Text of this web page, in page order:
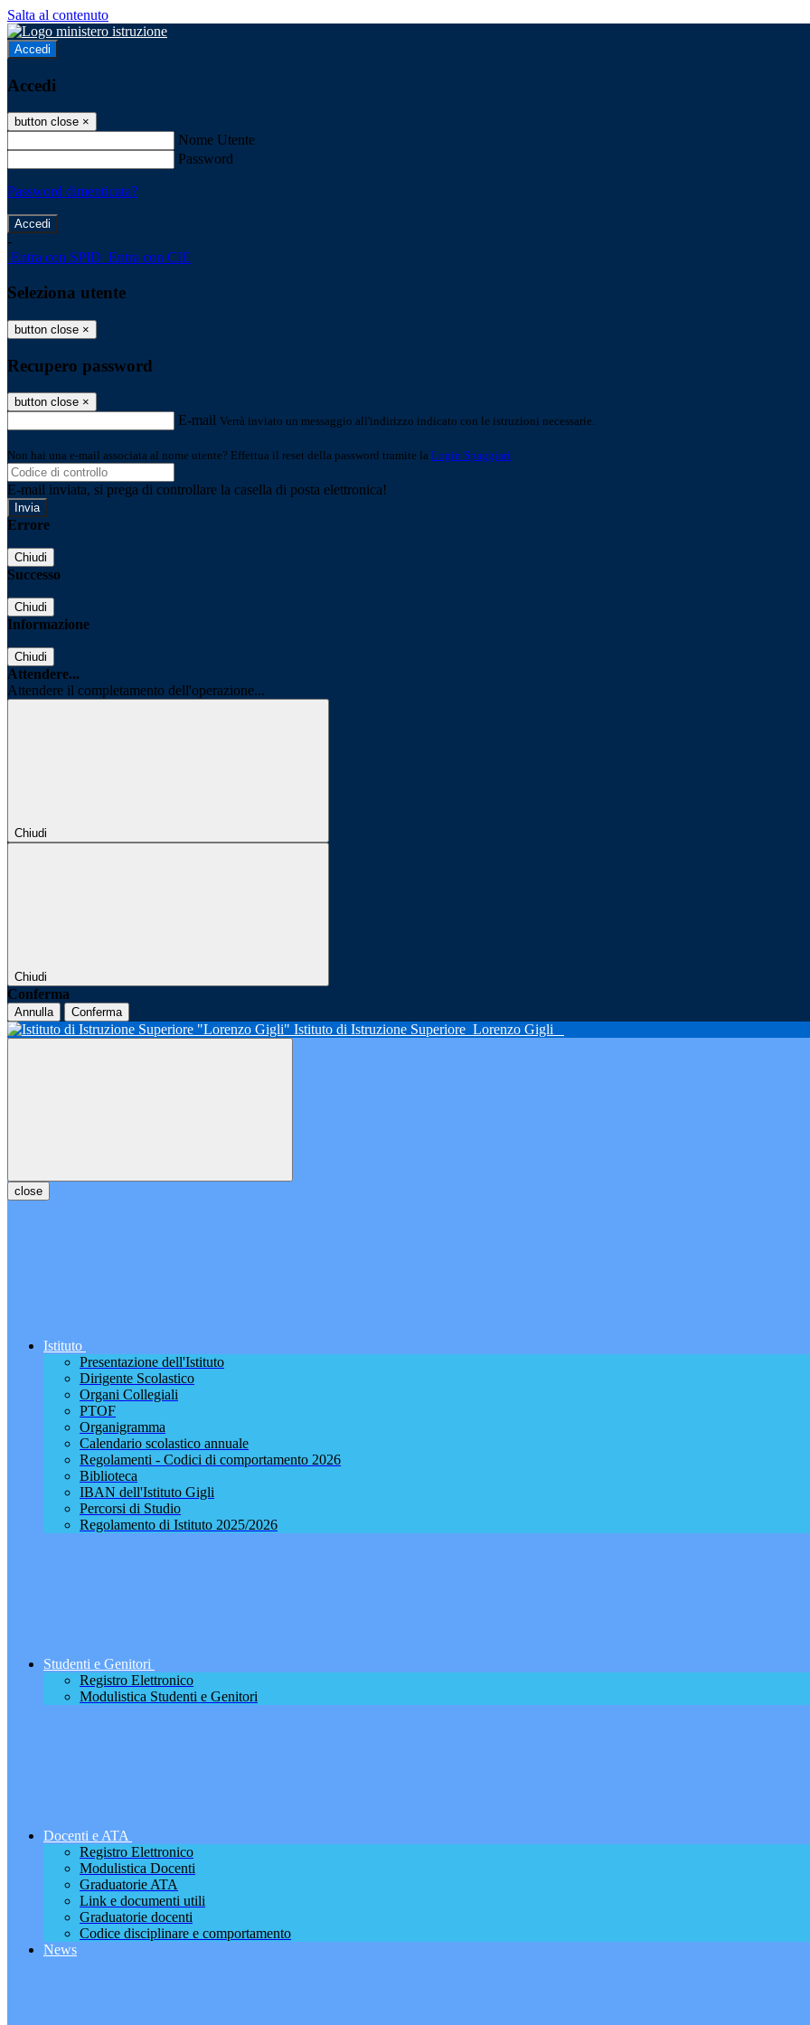
Salta al contenuto
Accedi
Accedi
button close ×
Nome Utente
Password
Password dimenticata?
-
Entra con SPID Entra con CIE
Seleziona utente
button close ×
Recupero password
button close ×
E-mail Verrà inviato un messaggio all'indirizzo indicato con le istruzioni necessarie.
Non hai una e-mail associata al nome utente? Effettua il reset della password tramite la Login Spaggiari
E-mail inviata, si prega di controllare la casella di posta elettronica!
Errore
Chiudi
Successo
Chiudi
Informazione
Chiudi
Attendere...
Attendere il completamento dell'operazione...
Chiudi
Chiudi
Conferma
Annulla Conferma
Istituto di Istruzione Superiore Lorenzo Gigli
close
Istituto
Presentazione dell'Istituto
Dirigente Scolastico
Organi Collegiali
PTOF
Organigramma
Calendario scolastico annuale
Regolamenti - Codici di comportamento 2026
Biblioteca
IBAN dell'Istituto Gigli
Percorsi di Studio
Regolamento di Istituto 2025/2026
Studenti e Genitori
Registro Elettronico
Modulistica Studenti e Genitori
Docenti e ATA
Registro Elettronico
Modulistica Docenti
Graduatorie ATA
Link e documenti utili
Graduatorie docenti
Codice disciplinare e comportamento
News